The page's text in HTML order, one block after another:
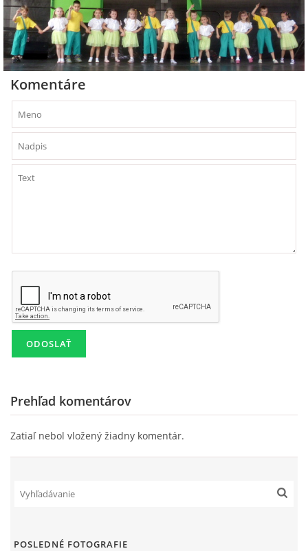
Komentáre
Prehľad komentárov
Zatiaľ nebol vložený žiadny komentár.
POSLEDNÉ FOTOGRAFIE